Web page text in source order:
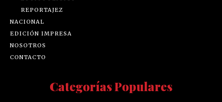
REPORTAJEZ
NACIONAL
EDICIÓN IMPRESA
NOSOTROS
CONTACTO
Categorías Populares